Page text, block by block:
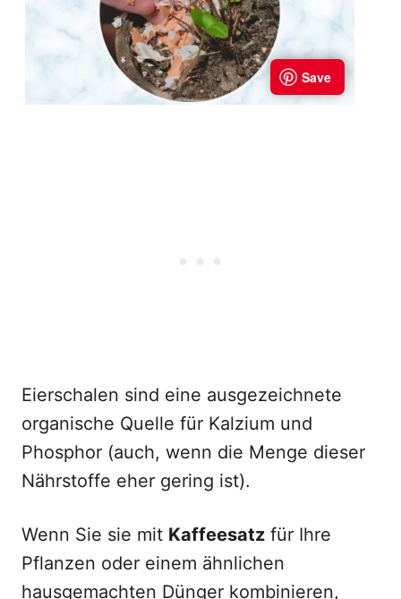
Eierschalen sind eine ausgezeichnete
organische Quelle für Kalzium und
Phosphor (auch, wenn die Menge dieser
Nährstoffe eher gering ist).
Wenn Sie sie mit Kaffeesatz für Ihre
Pflanzen oder einem ähnlichen
hausgemachten Dünger kombinieren,